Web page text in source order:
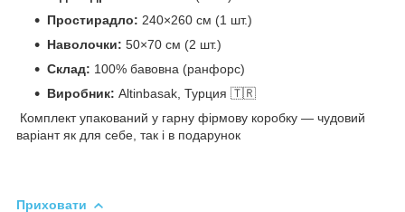
Простирадло: 240×260 см (1 шт.)
Наволочки: 50×70 см (2 шт.)
Склад: 100% бавовна (ранфорс)
Виробник: Altinbasak, Турция 🇹🇷
Комплект упакований у гарну фірмову коробку — чудовий
варіант як для себе, так і в подарунок
Приховати